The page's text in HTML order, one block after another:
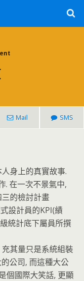
Mail SMS
身上的真實故事.
. 在一次不景氣中,
的檢討計畫
設計員的KPI(績
統計底下屬員所撰
其量只是系統組裝
公司, 而這種大公
個國際大笑話, 更顯